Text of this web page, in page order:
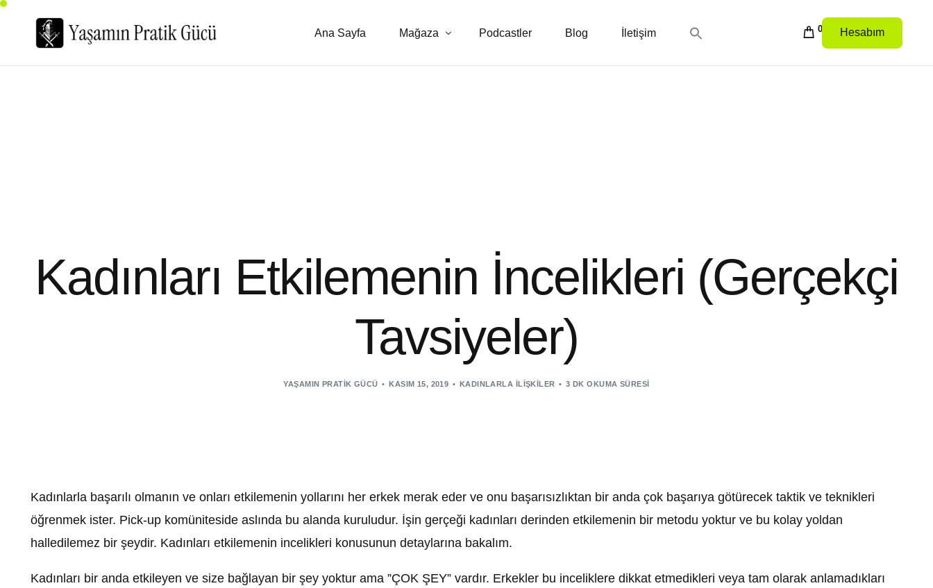
Ana Sayfa Mağaza Podcastler Blog İletişim 0 Hesabım
Kadınları Etkilemenin İncelikleri (Gerçekçi
Tavsiyeler)
YAŞAMIN PRATIK GÜCÜ KASIM 15, 2019 KADINLARLA İLIŞKILER 3 DK OKUMA SÜRESI
Kadınlarla başarılı olmanın ve onları etkilemenin yollarını her erkek merak eder ve onu başarısızlıktan bir anda çok başarıya götürecek taktik ve teknikleri
öğrenmek ister. Pick-up komüniteside aslında bu alanda kuruludur. İşin gerçeği kadınları derinden etkilemenin bir metodu yoktur ve bu kolay yoldan
halledilemez bir şeydir. Kadınları etkilemenin incelikleri konusunun detaylarına bakalım.
Kadınları bir anda etkileyen ve size bağlayan bir şey yoktur ama ”ÇOK ŞEY” vardır. Erkekler bu inceliklere dikkat etmedikleri veya tam olarak anlamadıkları